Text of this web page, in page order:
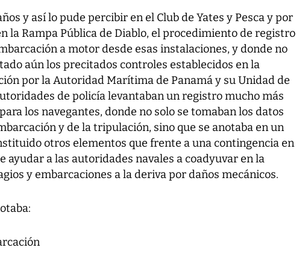
y así lo pude percibir en el Club de Yates y Pesca y por
la Rampa Pública de Diablo, el procedimiento de registro
a motor desde esas instalaciones, y donde no
aún los precitados controles establecidos en la
por la Autoridad Marítima de Panamá y su Unidad de
de policía levantaban un registro mucho más
los navegantes, donde no solo se tomaban los datos
y de la tripulación, sino que se anotaba en un
otros elementos que frente a una contingencia en
ayudar a las autoridades navales a coadyuvar en la
y embarcaciones a la deriva por daños mecánicos.